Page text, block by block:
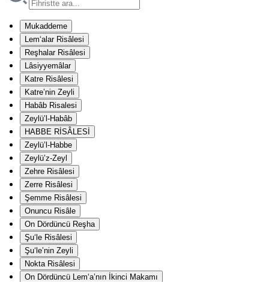
Mukaddeme
Lem‘alar Risâlesi
Reşhalar Risâlesi
Lâsiyyemâlar
Katre Risâlesi
Katre’nin Zeyli
Habâb Risalesi
Zeylü’l-Habâb
HABBE RİSÂLESİ
Zeylü’l-Habbe
Zeylü’z-Zeyl
Zehre Risâlesi
Zerre Risâlesi
Şemme Risâlesi
Onuncu Risâle
On Dördüncü Reşha
Şu‘le Risâlesi
Şu‘le’nin Zeyli
Nokta Risâlesi
On Dördüncü Lem‘a’nın İkinci Makamı